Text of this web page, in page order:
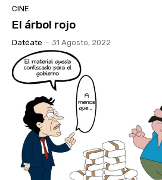
CINE
El árbol rojo
Datéate - 31 Agosto, 2022